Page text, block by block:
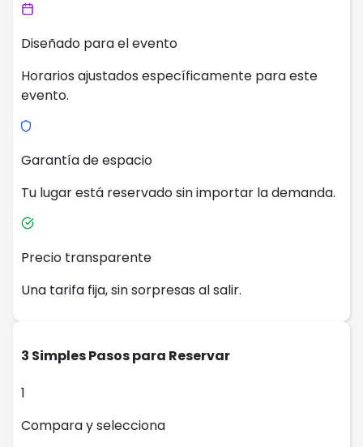
Diseñado para el evento
Horarios ajustados específicamente para este
evento.
Garantía de espacio
Tu lugar está reservado sin importar la demanda.
Precio transparente
Una tarifa fija, sin sorpresas al salir.
3 Simples Pasos para Reservar
1
Compara y selecciona